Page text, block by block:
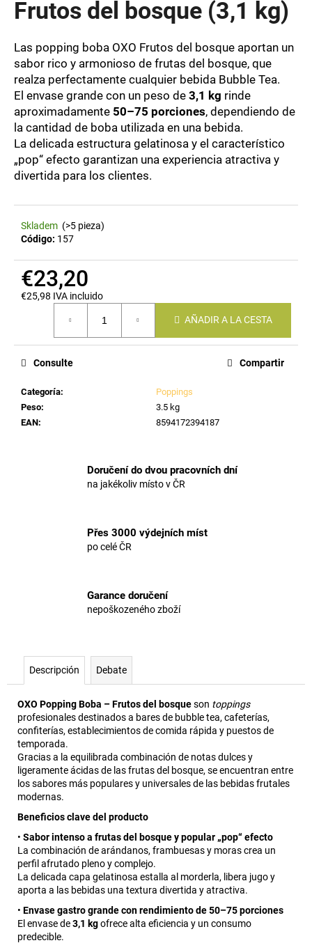
Frutos del bosque (3,1 kg)
Las popping boba OXO Frutos del bosque aportan un
sabor rico y armonioso de frutas del bosque, que
realza perfectamente cualquier bebida Bubble Tea.
El envase grande con un peso de 3,1 kg rinde
aproximadamente 50–75 porciones, dependiendo de
la cantidad de boba utilizada en una bebida.
La delicada estructura gelatinosa y el característico
„pop“ efecto garantizan una experiencia atractiva y
divertida para los clientes.
Skladem (>5 pieza)
Código: 157
€23,20
€25,98 IVA incluido
medida:
AÑADIR A LA CESTA
Categoría:
Poppings
Peso:
3.5 kg
EAN: 8594172394187
Consulte Compartir
Doručení do dvou pracovních dní
na jakékoliv místo v ČR
Přes 3000 výdejních míst
po celé ČR
Garance doručení
nepoškozeného zboží
Descripción Debate
OXO Popping Boba – Frutos del bosqueson toppings
profesionales destinados a bares de bubble tea, cafeterías,
confiterías, establecimientos de comida rápida y puestos de
temporada.
Gracias a la equilibrada combinación de notas dulces y
ligeramente ácidas de las frutas del bosque, se encuentran entre
los sabores más populares y universales de las bebidas frutales
modernas.
Beneficios clave del producto
• Sabor intenso a frutas del bosque y popular „pop“ efecto
La combinación de arándanos, frambuesas y moras crea un
perfil afrutado pleno y complejo.
La delicada capa gelatinosa estalla al morderla, libera jugo y
aporta a las bebidas una textura divertida y atractiva.
• Envase gastro grande con rendimiento de 50–75 porciones
El envase de3,1 kgofrece alta eficiencia y un consumo
predecible.
R
e
c
o
m
e
n
d
a